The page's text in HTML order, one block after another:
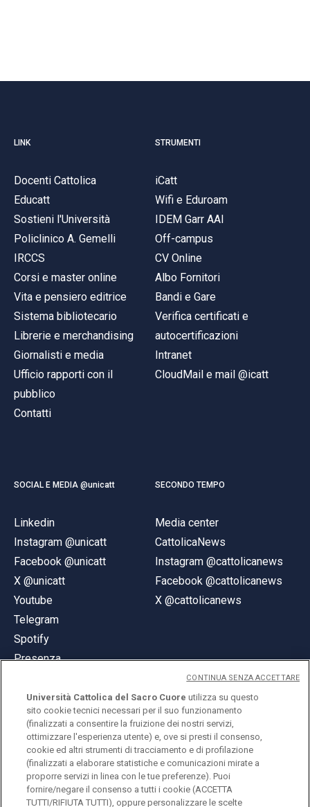
LINK
Docenti Cattolica
Educatt
Sostieni l'Università
Policlinico A. Gemelli
IRCCS
Corsi e master online
Vita e pensiero editrice
Sistema bibliotecario
Librerie e merchandising
Giornalisti e media
Ufficio rapporti con il
pubblico
Contatti
STRUMENTI
iCatt
Wifi e Eduroam
IDEM Garr AAI
Off-campus
CV Online
Albo Fornitori
Bandi e Gare
Verifica certificati e
autocertificazioni
Intranet
CloudMail e mail @icatt
SOCIAL E MEDIA @unicatt
Linkedin
Instagram @unicatt
Facebook @unicatt
X @unicatt
Youtube
Telegram
Spotify
Presenza
SECONDO TEMPO
Media center
CattolicaNews
Instagram @cattolicanews
Facebook @cattolicanews
X @cattolicanews
© Università Cattolica del Sacro Cuore
Largo A. Gemelli 1, 20123 Milano
PI 02133120150
Università Cattolica del Sacro Cuore utilizza su questo
sito cookie tecnici necessari per il suo funzionamento
(finalizzati a consentire la fruizione dei nostri servizi,
ottimizzare l'esperienza utente) e, ove si presti il consenso,
cookie ed altri strumenti di tracciamento e di profilazione
(finalizzati a elaborare statistiche e comunicazioni mirate a
proporre servizi in linea con le tue preferenze). Puoi
fornire/negare il consenso a tutti i cookie (ACCETTA
TUTTI/RIFIUTA TUTTI), oppure personalizzare le scelte
CONTINUA SENZA ACCETTARE